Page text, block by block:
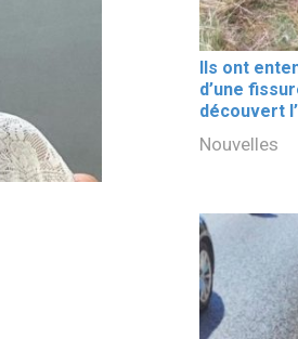
Ils ont
d’une
découvert
Nouvelles